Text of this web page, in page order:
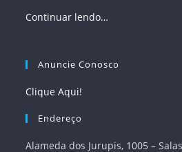
Continuar lendo…
Anuncie Conosco
Clique Aqui!
Endereço
Alameda dos Jurupis, 1005 –